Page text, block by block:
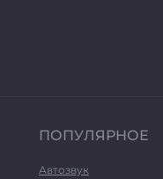
ПОПУЛЯРНОЕ
Автозвук